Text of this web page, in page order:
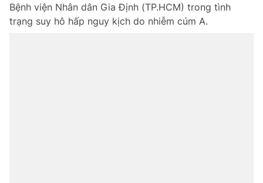
Bệnh viện Nhân dân Gia Định (TP.HCM) trong tình
trạng suy hô hấp nguy kịch do nhiễm cúm A.